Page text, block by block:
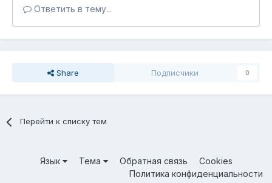
Ответить в тему...
Share Подписчики 0
Перейти к списку тем
Язык Тема Обратная связь
Cookies
Политика конфиденциальности